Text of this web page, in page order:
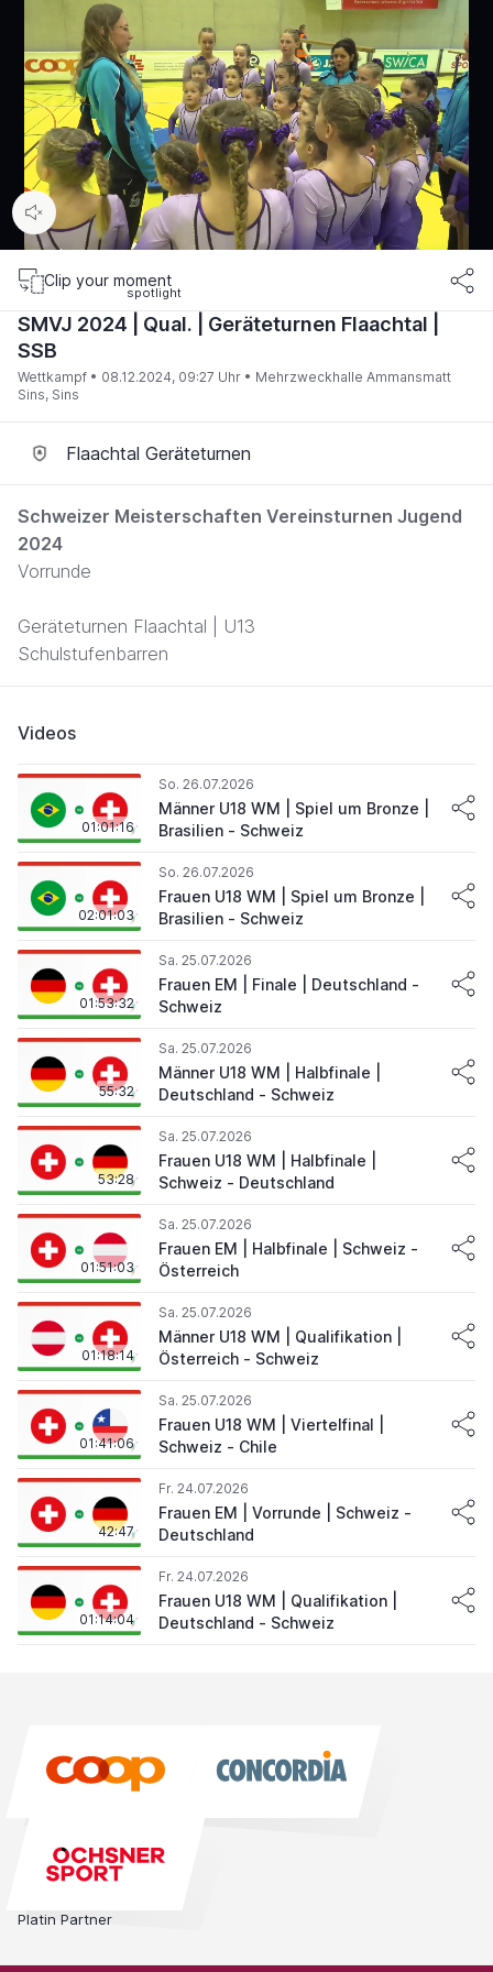
00:16 / 05:15
SMVJ 2024 | Qual. | Geräteturnen Flaachtal |
SSB
Wettkampf • 08.12.2024, 09:27 Uhr • Mehrzweckhalle Ammansmatt
Sins, Sins
Clip your moment
Flaachtal Geräteturnen
Schweizer Meisterschaften Vereinsturnen Jugend
2024
Vorrunde
Geräteturnen Flaachtal | U13
Schulstufenbarren
Videos
01:01:16
So. 26.07.2026
Männer U18 WM | Spiel um Bronze |
Brasilien - Schweiz
02:01:03
So. 26.07.2026
Frauen U18 WM | Spiel um Bronze |
Brasilien - Schweiz
01:53:32
Sa. 25.07.2026
Frauen EM | Finale | Deutschland -
Schweiz
55:32
Sa. 25.07.2026
Männer U18 WM | Halbfinale |
Deutschland - Schweiz
53:28
Sa. 25.07.2026
Frauen U18 WM | Halbfinale |
Schweiz - Deutschland
01:51:03
Sa. 25.07.2026
Frauen EM | Halbfinale | Schweiz -
Österreich
01:18:14
Sa. 25.07.2026
Männer U18 WM | Qualifikation |
Österreich - Schweiz
01:41:06
Sa. 25.07.2026
Frauen U18 WM | Viertelfinal |
Schweiz - Chile
42:47
Fr. 24.07.2026
Frauen EM | Vorrunde | Schweiz -
Deutschland
01:14:04
Fr. 24.07.2026
Frauen U18 WM | Qualifikation |
Deutschland - Schweiz
Platin Partner